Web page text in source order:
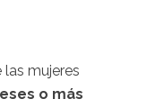
mujeres
o más